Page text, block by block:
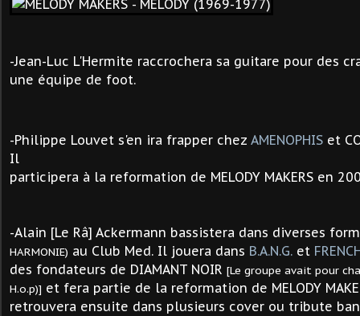
-Jean-Luc L'Hermite raccrochera sa guitare pour des
une équipe de foot.
-Philippe Louvet s'en ira frapper chez AMENOPHIS et
Il
participera à la reformation de MELODY MAKERS en
-Alain [Le Râ] Ackermann bassistera dans diverses
HARMONIE) au Club Med. Il jouera dans B.A.N.G. et
des fondateurs de DIAMANT NOIR [Le groupe avait pour
H.o.p)] et fera partie de la reformation de MELODY
retrouvera ensuite dans plusieurs cover ou tribute